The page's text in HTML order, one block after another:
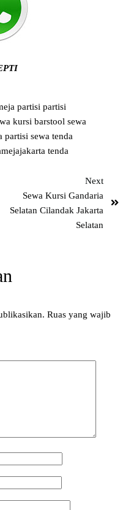
partisipartisi
kursi barstoolsewa
partisisewa tenda
tenda
Next
Sewa Kursi Gandaria
Selatan Cilandak Jakarta
Selatan
Ruas yang wajib